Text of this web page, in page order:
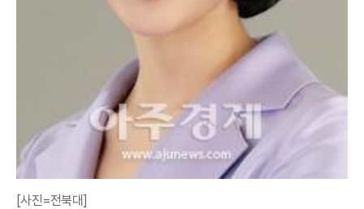
[사진=전북대]